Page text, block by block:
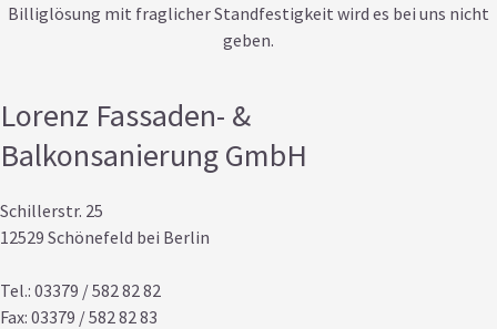
Billiglösung mit fraglicher Standfestigkeit wird es bei uns nicht
geben.
Lorenz Fassaden- &
Balkonsanierung GmbH
Schillerstr. 25
12529 Schönefeld bei Berlin
Tel.: 03379 / 582 82 82
Fax: 03379 / 582 82 83